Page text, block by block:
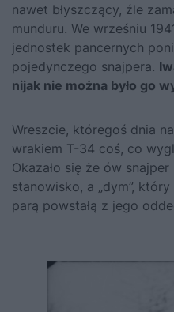
nawet błyszczący, źle
munduru. We wrześniu
jednostek pancernych
pojedynczego snajpera.
nijak nie można było go
Wreszcie, któregoś dnia
wrakiem T-34 coś, co
Okazało się że ów
stanowisko, a „dym”,
parą powstałą z jego